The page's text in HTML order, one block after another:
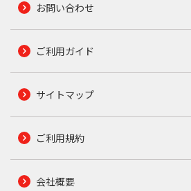
お問い合わせ
ご利用ガイド
サイトマップ
ご利用規約
会社概要